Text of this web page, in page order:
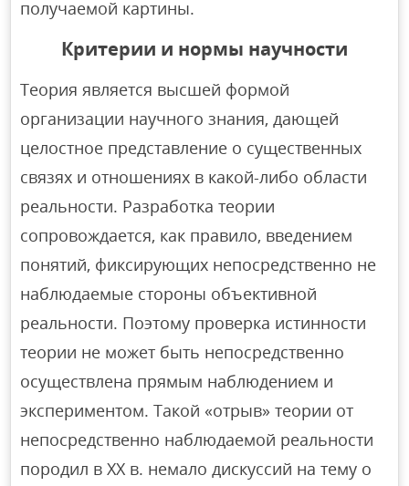
получаемой картины.
Критерии и нормы научности
Теория является высшей формой
организации научного знания, дающей
целостное представление о существенных
связях и отношениях в какой-либо области
реальности. Разработка теории
сопровождается, как правило, введением
понятий, фиксирующих непосредственно не
наблюдаемые стороны объективной
реальности. Поэтому проверка истинности
теории не может быть непосредственно
осуществлена прямым наблюдением и
экспериментом. Такой «отрыв» теории от
непосредственно наблюдаемой реальности
породил в XX в. немало дискуссий на тему о